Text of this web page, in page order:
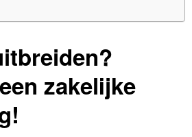
zakelijke